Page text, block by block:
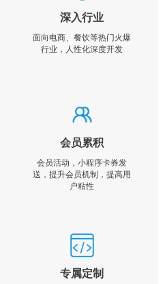
深入行业
面向电商、餐饮等热门火爆
行业，人性化深度开发
会员累积
会员活动，小程序卡券发
送，提升会员机制，提高用
户粘性
专属定制